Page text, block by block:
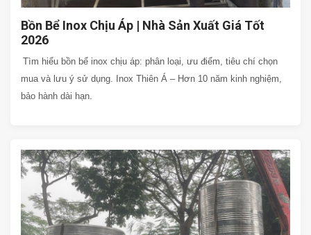
Bồn Bể Inox Chịu Áp | Nhà Sản Xuất Giá Tốt
2026
Tìm hiểu bồn bể inox chịu áp: phân loại, ưu điểm, tiêu chí chọn
mua và lưu ý sử dụng. Inox Thiên Á – Hơn 10 năm kinh nghiệm,
bảo hành dài hạn.